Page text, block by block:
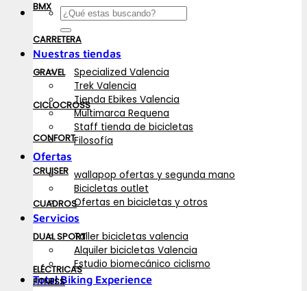
Buscar
por:
Nuestras tiendas
Specialized Valencia
Trek Valencia
Tienda Ebikes Valencia
Multimarca Requena
Staff tienda de bicicletas
Filosofía
Ofertas
wallapop ofertas y segunda mano
Bicicletas outlet
Ofertas en bicicletas y otros
Servicios
Taller bicicletas valencia
Alquiler bicicletas Valencia
Estudio biomecánico ciclismo
Total Biking Experience
BMX
CARRETERA
GRAVEL
CICLOCROSS
CONFORT
CRUISER
CUADROS
DUAL SPORT
ELÉCTRICAS
FITNESS